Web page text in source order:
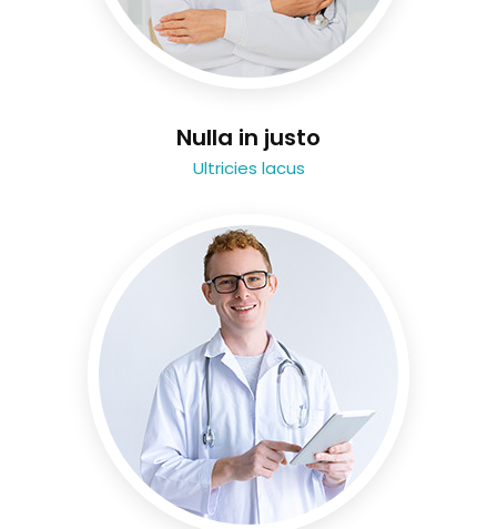
Nulla in justo
Ultricies lacus